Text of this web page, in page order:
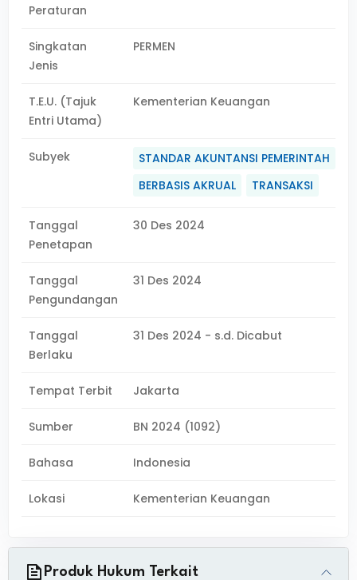
Peraturan
Singkatan
Jenis
PERMEN
T.E.U. (Tajuk
Entri Utama)
Kementerian Keuangan
Subyek
STANDAR AKUNTANSI PEMERINTAH
BERBASIS AKRUAL
TRANSAKSI
Tanggal
Penetapan
30 Des 2024
Tanggal
Pengundangan
31 Des 2024
Tanggal
Berlaku
31 Des 2024 - s.d. Dicabut
Tempat Terbit Jakarta
Sumber BN 2024 (1092)
Bahasa Indonesia
Lokasi Kementerian Keuangan
Produk Hukum Terkait